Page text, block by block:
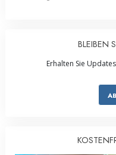
BLEIBEN
Erhalten Sie